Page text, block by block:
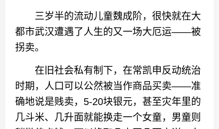
三岁半的流动儿童魏成阶，很快就在大
都市武汉遭遇了人生的又一场大厄运——被
拐卖。
在旧社会私有制下，在常凯申反动统治
时期，人口可以公然被当作商品买卖——准
确地说是贱卖，5-20块银元，甚至灾年里的
几斗米、几升面就能换走一个女童，男童则